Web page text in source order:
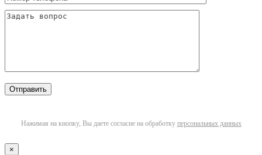
Нажимая на кнопку, Вы даете согласие на обработку персональных данных
×